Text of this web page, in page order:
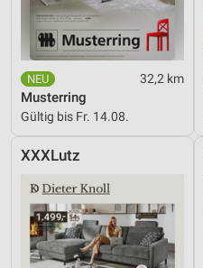
32,2 km
Musterring
Gültig bis Fr. 14.08.
XXXLutz